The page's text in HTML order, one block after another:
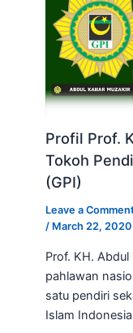
Profil Prof.
Tokoh
(GPI)
Leave a
/ March 22, 2020
Prof. KH.
pahlawan
satu pendiri
Islam